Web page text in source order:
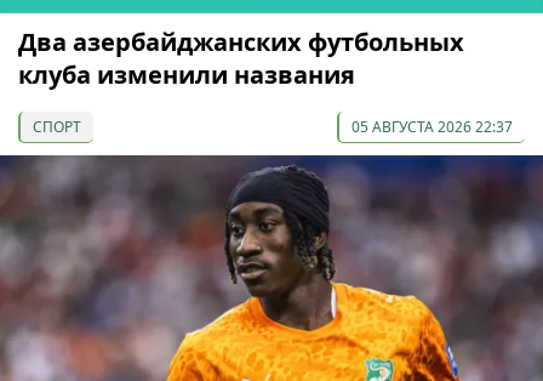
Два азербайджанских футбольных
клуба изменили названия
СПОРТ 05 АВГУСТА 2026 22:37